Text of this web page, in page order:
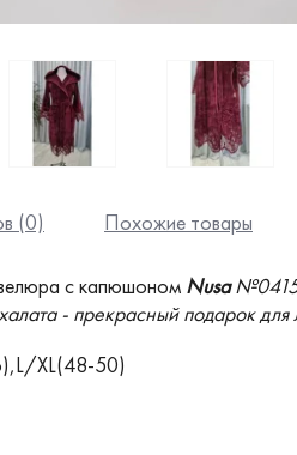
(0) Похожие товары
с капюшоном Nusa№0415
- прекрасный подарок
XL(48-50)